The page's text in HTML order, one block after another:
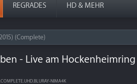
REGRADES HD & MEHR
(Complete)
- Live am Hockenheimring
NIMA4K